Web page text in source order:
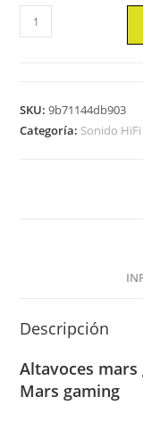
Altavoces
mars
-
om
SKU:9b71144db903
Categoría: Sonido
Descripción
Altavoces
Mars gaming